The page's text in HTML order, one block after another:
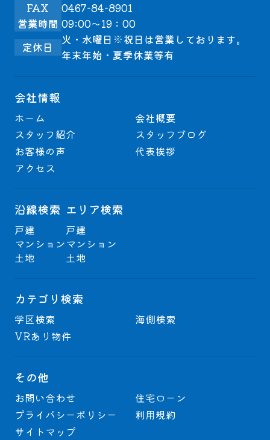
FAX
0467-84-8901
営業時間 09:00～19：00
定休日
火・水曜日※祝日は営業しております。
年末年始・夏季休業等有
会社情報
ホーム
会社概要
スタッフ紹介
スタッフブログ
お客様の声
代表挨拶
アクセス
沿線検索
戸建
マンション
土地
エリア検索
戸建
マンション
土地
カテゴリ検索
学区検索
海側検索
VRあり物件
その他
お問い合わせ
住宅ローン
プライバシーポリシー
利用規約
サイトマップ